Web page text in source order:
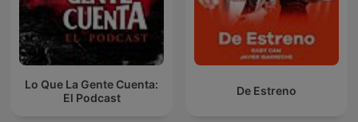
Lo Que La Gente Cuenta:
El Podcast
De Estreno